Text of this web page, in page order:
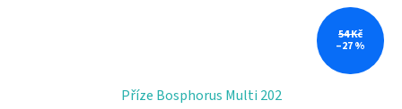
54 Kč
–27 %
Příze Bosphorus Multi 202